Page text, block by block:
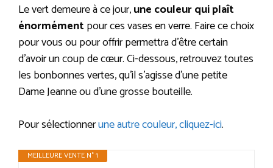
Le vert demeure à ce jour,une couleur qui plaît
énormémentpour ces vases en verre. Faire ce choix
pour vous ou pour offrir permettra d’être certain
d’avoir un coup de cœur. Ci-dessous, retrouvez toutes
les bonbonnes vertes, qu’il s’agisse d’une petite
Dame Jeanne ou d’une grosse bouteille.
Pour sélectionnerune autre couleur, cliquez-ici.
MEILLEURE VENTE N° 1